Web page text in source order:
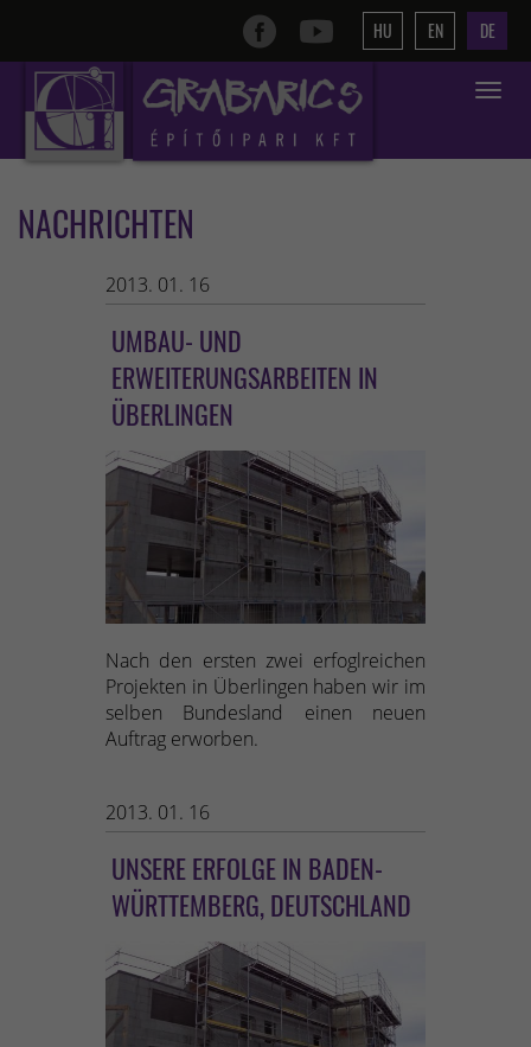
HU EN DE
Toggle
NACHRICHTEN
2013. 01. 16
UMBAU- UND
ERWEITERUNGSARBEITEN IN
ÜBERLINGEN
Nach den ersten zwei erfoglreichen
Projekten in Überlingen haben wir im
selben Bundesland einen neuen
Auftrag erworben.
2013. 01. 16
UNSERE ERFOLGE IN BADEN-
WÜRTTEMBERG, DEUTSCHLAND